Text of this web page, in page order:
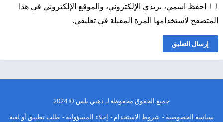
احفظ اسمي، بريدي الإلكتروني، والموقع الإلكتروني في هذا
المتصفح لاستخدامها المرة المقبلة في تعليقي.
جميع الحقوق محفوظة لـذهبي بلس © 2024
سياسة الخصوصية
شروط الاستخدام إخلاء المسؤولية طلب تطبيق أو لعبة